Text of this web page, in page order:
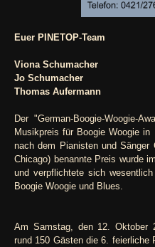
Euer PINETOP-Team
Viona Schumacher
Jo Schumacher
Thomas Aufermann
Der "German-Boogie-Woogie-
Musikpreis für Boogie Woogie
nach dem Pianisten und
Chicago) benannte Preis wurde
und verpflichtete sich
Boogie Woogie und Blues.
Am Samstag, den 12. Oktober
rund 150 Gästen die 6. feierliche